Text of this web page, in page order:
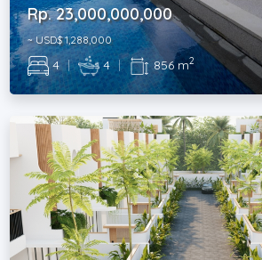
Rp. 23,000,000,000
~ USD$ 1,288,000
4 | 4 | 856 m2